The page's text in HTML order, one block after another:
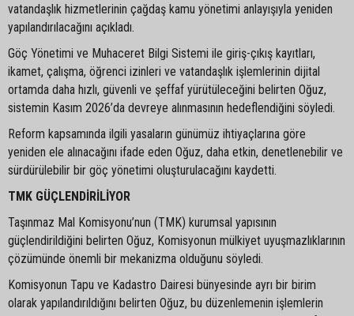
vatandaşlık hizmetlerinin çağdaş kamu yönetimi anlayışıyla yeniden
yapılandırılacağını açıkladı.
Göç Yönetimi ve Muhaceret Bilgi Sistemi ile giriş-çıkış kayıtları,
ikamet, çalışma, öğrenci izinleri ve vatandaşlık işlemlerinin dijital
ortamda daha hızlı, güvenli ve şeffaf yürütüleceğini belirten Oğuz,
sistemin Kasım 2026’da devreye alınmasının hedeflendiğini söyledi.
Reform kapsamında ilgili yasaların günümüz ihtiyaçlarına göre
yeniden ele alınacağını ifade eden Oğuz, daha etkin, denetlenebilir ve
sürdürülebilir bir göç yönetimi oluşturulacağını kaydetti.
TMK GÜÇLENDİRİLİYOR
Taşınmaz Mal Komisyonu’nun (TMK) kurumsal yapısının
güçlendirildiğini belirten Oğuz, Komisyonun mülkiyet uyuşmazlıklarının
çözümünde önemli bir mekanizma olduğunu söyledi.
Komisyonun Tapu ve Kadastro Dairesi bünyesinde ayrı bir birim
olarak yapılandırıldığını belirten Oğuz, bu düzenlemenin işlemlerin